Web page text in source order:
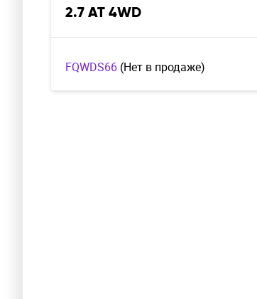
2.7 AT 4WD
FQWDS66 (Нет в продаже)